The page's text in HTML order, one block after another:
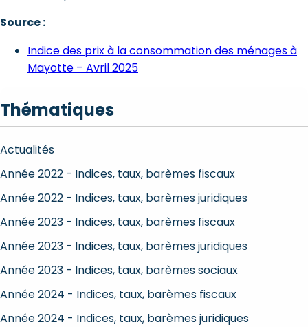
Source :
Indice des prix à la consommation des ménages à
Mayotte – Avril 2025
Thématiques
Actualités
Année 2022 - Indices, taux, barèmes fiscaux
Année 2022 - Indices, taux, barèmes juridiques
Année 2023 - Indices, taux, barèmes fiscaux
Année 2023 - Indices, taux, barèmes juridiques
Année 2023 - Indices, taux, barèmes sociaux
Année 2024 - Indices, taux, barèmes fiscaux
Année 2024 - Indices, taux, barèmes juridiques